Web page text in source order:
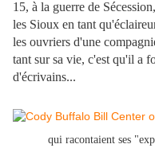
15, à la guerre de
les Sioux en tant
les ouvriers d'une
tant sur sa vie, c'est qu'il a
d'écrivains...
qui racontaient ses